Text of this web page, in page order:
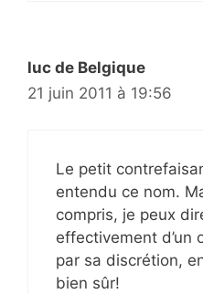
luc de Belgique
21 juin 2011 à 19:56
Le petit
entendu ce nom.
compris, je peux
effectivement d’un
par sa discrétion,
bien sûr!